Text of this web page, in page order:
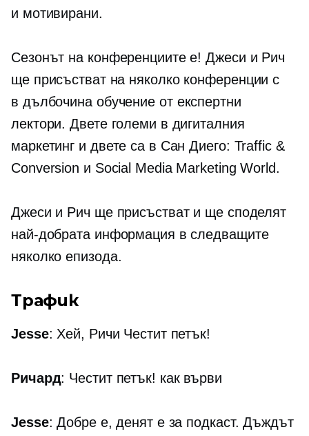
и мотивирани.
Сезонът на конференциите е! Джеси и Рич
ще присъстват на няколко конференции с
в дълбочинаобучение от експертни
лектори. Двете големи в дигиталния
маркетинг и двете са в Сан Диего: Traffic &
Conversion и Social Media Marketing World.
Джеси и Рич ще присъстват и ще споделят
най-добрата информация в следващите
няколко епизода.
Трафик
Jesse: Хей, Ричи Честит петък!
Ричард: Честит петък! как върви
Jesse: Добре е, денят е за подкаст. Дъждът